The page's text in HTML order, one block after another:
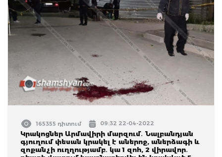
165355 դիտում 09:32 22-04-2022
Կրակոցներ Արմավիրի մարզում․ Նալբանդյան
գյուղում փեսան կրակել է աներոջ, աներձագի և
զոքանչի ուղղությամբ․ կա 1 զոհ, 2 վիրավոր․